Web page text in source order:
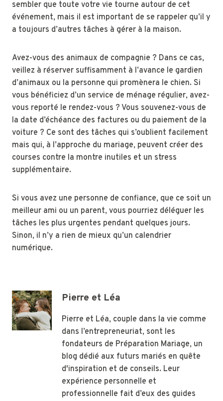
sembler que toute votre vie tourne autour de cet
événement, mais il est important de se rappeler qu’il y
a toujours d’autres tâches à gérer à la maison.
Avez-vous des animaux de compagnie ? Dans ce cas,
veillez à réserver suffisamment à l’avance le gardien
d’animaux ou la personne qui promènera le chien. Si
vous bénéficiez d’un service de ménage régulier, avez-
vous reporté le rendez-vous ? Vous souvenez-vous de
la date d’échéance des factures ou du paiement de la
voiture ? Ce sont des tâches qui s’oublient facilement
mais qui, à l’approche du mariage, peuvent créer des
courses contre la montre inutiles et un stress
supplémentaire.
Si vous avez une personne de confiance, que ce soit un
meilleur ami ou un parent, vous pourriez déléguer les
tâches les plus urgentes pendant quelques jours.
Sinon, il n’y a rien de mieux qu’un calendrier
numérique.
Pierre et Léa
Pierre et Léa, couple dans la vie comme
dans l’entrepreneuriat, sont les
fondateurs de Préparation Mariage, un
blog dédié aux futurs mariés en quête
d'inspiration et de conseils. Leur
expérience personnelle et
professionnelle fait d’eux des guides